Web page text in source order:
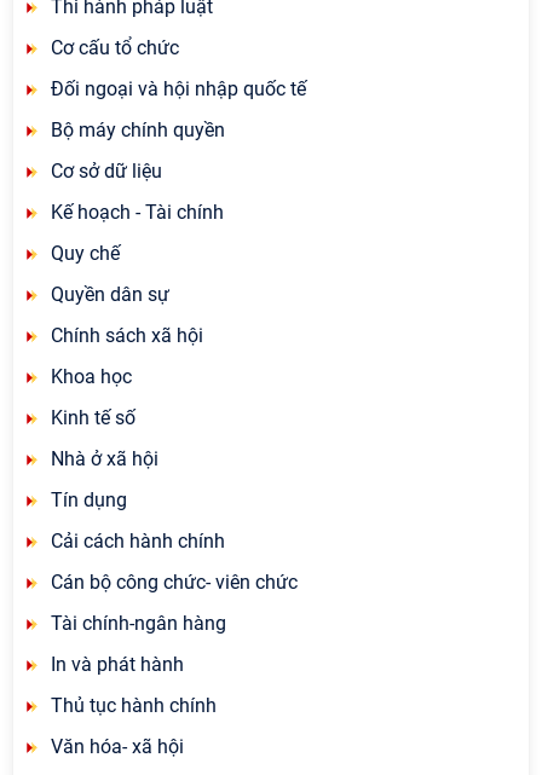
Thi hành pháp luật
Cơ cấu tổ chức
Đối ngoại và hội nhập quốc tế
Bộ máy chính quyền
Cơ sở dữ liệu
Kế hoạch - Tài chính
Quy chế
Quyền dân sự
Chính sách xã hội
Khoa học
Kinh tế số
Nhà ở xã hội
Tín dụng
Cải cách hành chính
Cán bộ công chức- viên chức
Tài chính-ngân hàng
In và phát hành
Thủ tục hành chính
Văn hóa- xã hội